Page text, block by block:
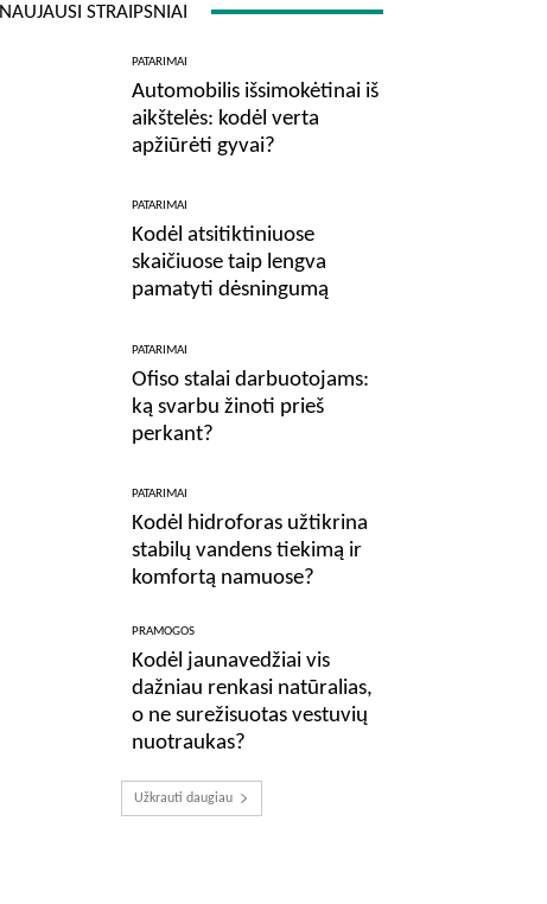
NAUJAUSI STRAIPSNIAI
PATARIMAI
Automobilis išsimokėtinai iš
aikštelės: kodėl verta
apžiūrėti gyvai?
PATARIMAI
Kodėl atsitiktiniuose
skaičiuose taip lengva
pamatyti dėsningumą
PATARIMAI
Ofiso stalai darbuotojams:
ką svarbu žinoti prieš
perkant?
PATARIMAI
Kodėl hidroforas užtikrina
stabilų vandens tiekimą ir
komfortą namuose?
PRAMOGOS
Kodėl jaunavedžiai vis
dažniau renkasi natūralias,
o ne surežisuotas vestuvių
nuotraukas?
Užkrauti daugiau